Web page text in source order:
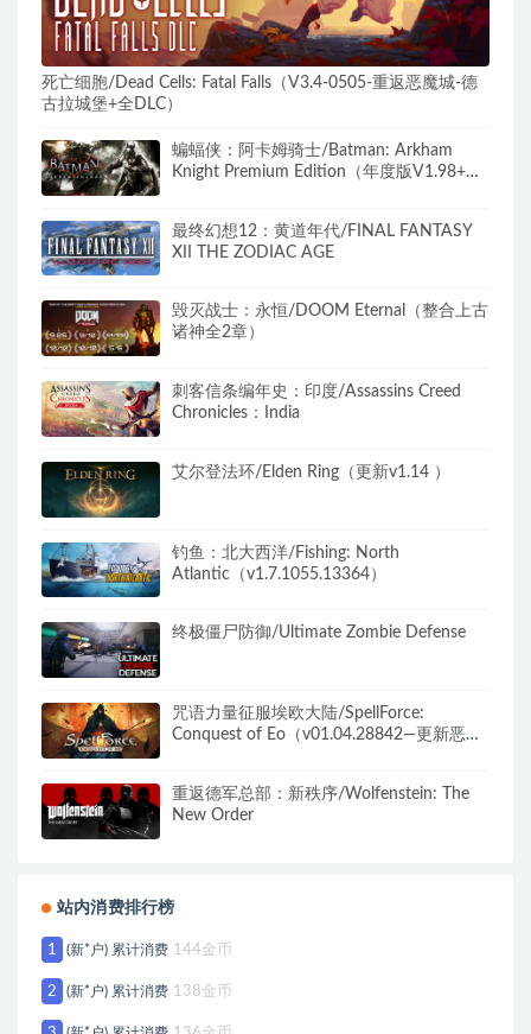
死亡细胞/Dead Cells: Fatal Falls（V3.4-0505-重返恶魔城-德
古拉城堡+全DLC）
蝙蝠侠：阿卡姆骑士/Batman: Arkham
Knight Premium Edition（年度版V1.98+全
最终幻想12：黄道年代/FINAL FANTASY
XII THE ZODIAC AGE
毁灭战士：永恒/DOOM Eternal（整合上古
诸神全2章）
刺客信条编年史：印度/Assassins Creed
Chronicles：India
艾尔登法环/Elden Ring（更新v1.14 ）
钓鱼：北大西洋/Fishing: North
Atlantic（v1.7.1055.13364）
终极僵尸防御/Ultimate Zombie Defense
咒语力量征服埃欧大陆/SpellForce:
Conquest of Eo（v01.04.28842—更新恶魔
重返德军总部：新秩序/Wolfenstein: The
New Order
站内消费排行榜
1 (新*户) 累计消费 144金币
2 (新*户) 累计消费 138金币